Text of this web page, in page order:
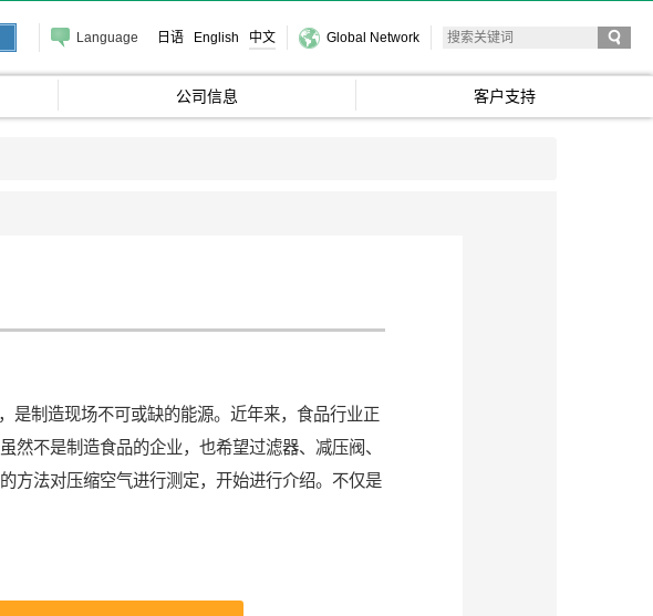
Language 日语 English 中文 Global Network
公司信息 客户支持
是制造现场不可或缺的能源。近年来，食品行业正
不是制造食品的企业，也希望过滤器、减压阀、
方法对压缩空气进行测定，开始进行介绍。不仅是